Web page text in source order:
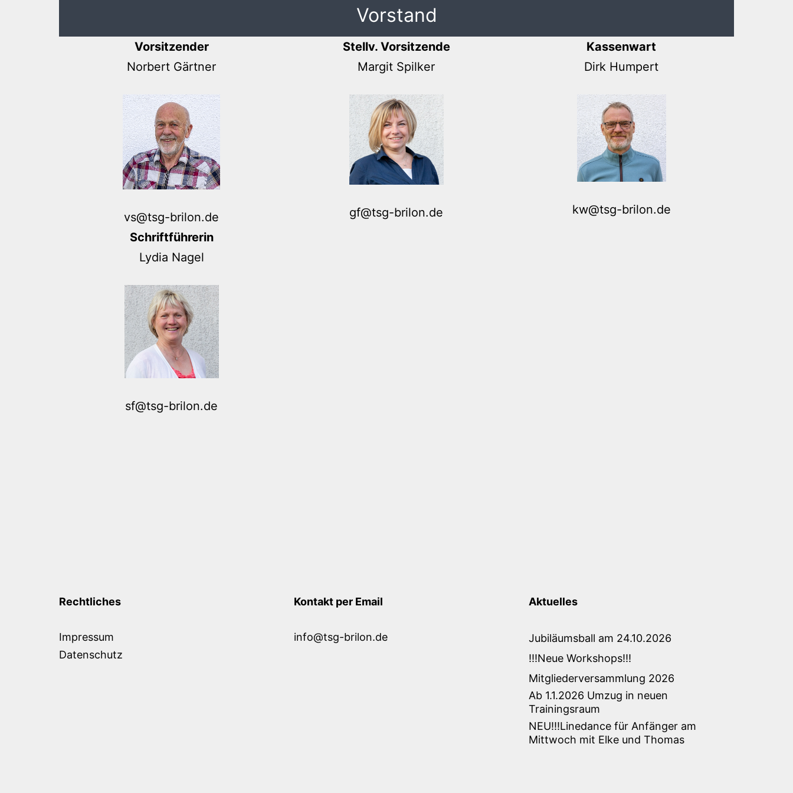
Vorstand
Vorsitzender
Norbert Gärtner
vs@tsg-brilon.de
Stellv. Vorsitzende
Margit Spilker
gf@tsg-brilon.de
Kassenwart
Dirk Humpert
kw@tsg-brilon.de
Schriftführerin
Lydia Nagel
sf@tsg-brilon.de
Rechtliches
Impressum
Datenschutz
Kontakt per Email
info@tsg-brilon.de
Aktuelles
Jubiläumsball am 24.10.2026
!!!Neue Workshops!!!
Mitgliederversammlung 2026
Ab 1.1.2026 Umzug in neuen
Trainingsraum
NEU!!!Linedance für Anfänger am
Mittwoch mit Elke und Thomas